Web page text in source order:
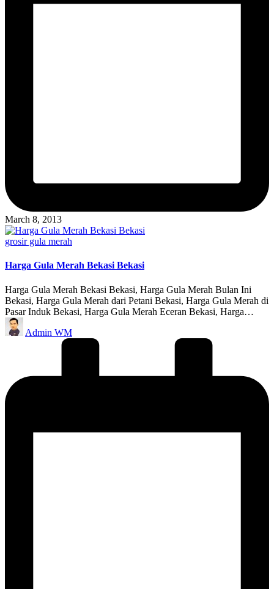
March 8, 2013
Posted
grosir gula merah
Harga Gula Merah Bekasi Bekasi
Harga Gula Merah Bekasi Bekasi, Harga Gula Merah Bulan Ini
Bekasi, Harga Gula Merah dari Petani Bekasi, Harga Gula Merah di
Pasar Induk Bekasi, Harga Gula Merah Eceran Bekasi, Harga…
Posted
by
Admin WM